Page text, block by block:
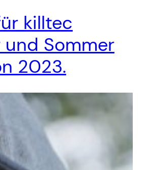
killtec
und Sommer
2023.